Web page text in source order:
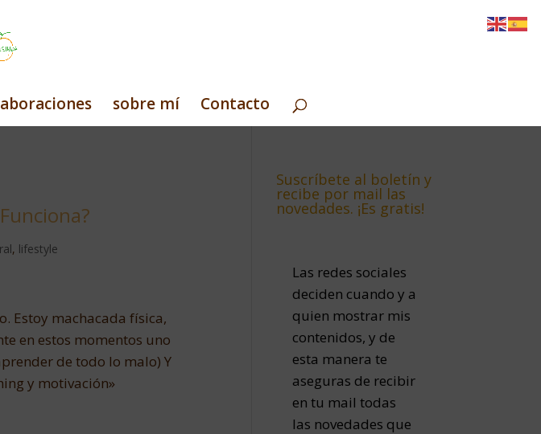
sobre mí Contacto
, lifestyle
Estoy machacada física,
en estos momentos uno
de todo lo malo) Y
y motivación»
Suscríbete al boletín y
recibe por mail las
novedades. ¡Es gratis!
Las redes sociales
deciden cuando y a
quien mostrar mis
contenidos, y de
esta manera te
aseguras de recibir
en tu mail todas
las novedades que